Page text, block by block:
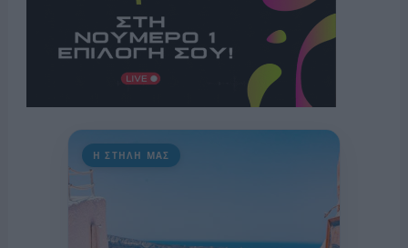
Η ΣΤΗΛΗ ΜΑΣ